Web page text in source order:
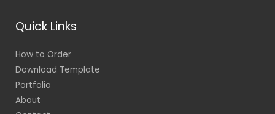
Quick Links
How to Order
Download Template
Portfolio
About